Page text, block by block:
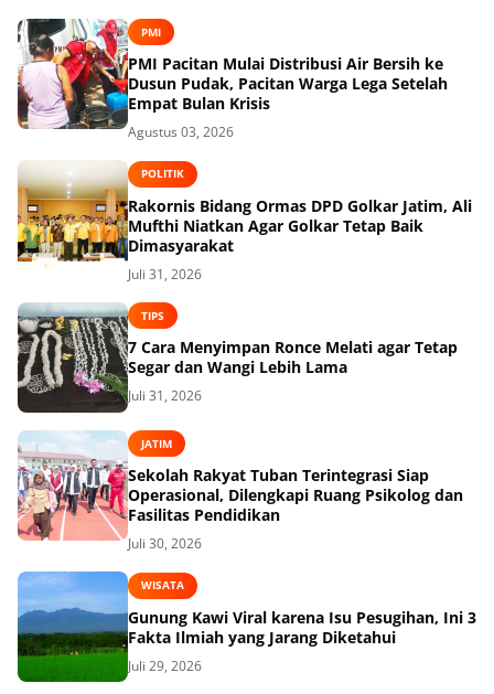
PMI
PMI Pacitan Mulai Distribusi Air Bersih ke
Dusun Pudak, Pacitan Warga Lega Setelah
Empat Bulan Krisis
Agustus 03, 2026
POLITIK
Rakornis Bidang Ormas DPD Golkar Jatim, Ali
Mufthi Niatkan Agar Golkar Tetap Baik
Dimasyarakat
Juli 31, 2026
TIPS
7 Cara Menyimpan Ronce Melati agar Tetap
Segar dan Wangi Lebih Lama
Juli 31, 2026
JATIM
Sekolah Rakyat Tuban Terintegrasi Siap
Operasional, Dilengkapi Ruang Psikolog dan
Fasilitas Pendidikan
Juli 30, 2026
WISATA
Gunung Kawi Viral karena Isu Pesugihan, Ini 3
Fakta Ilmiah yang Jarang Diketahui
Juli 29, 2026